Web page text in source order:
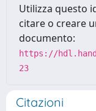
Utilizza questo
citare o creare
documento:
https://
23
Citazioni